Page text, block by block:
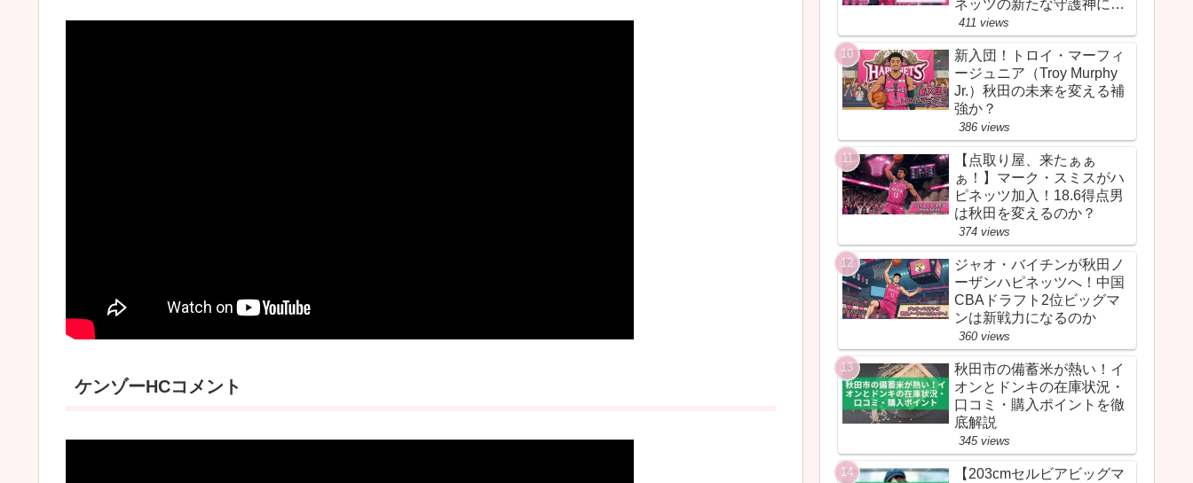
ケンゾーHCコメント
ネッツの新たな守護神にな
るか
411 views
新入団！トロイ・マーフィ
ージュニア（Troy Murphy
Jr.）秋田の未来を変える補
強か？
386 views
【点取り屋、来たぁぁ
ぁ！】マーク・スミスがハ
ピネッツ加入！18.6得点男
は秋田を変えるのか？
374 views
ジャオ・バイチンが秋田ノ
ーザンハピネッツへ！中国
CBAドラフト2位ビッグマ
ンは新戦力になるのか
360 views
秋田市の備蓄米が熱い！イ
オンとドンキの在庫状況・
口コミ・購入ポイントを徹
底解説
345 views
【203cmセルビアビッグマ